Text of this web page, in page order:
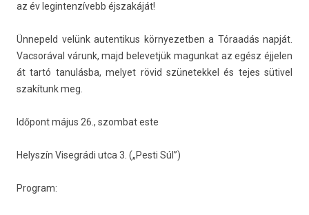
az év legin­tenzívebb éjszakáját!
Ünnepeld velünk auten­tikus kör­nyezetb­en a Tóraadás napját.
Vac­soráv­al várunk, majd be­levet­jük magun­kat az egész éjjel­en
át tartó tanulásba, melyet rövid szünetek­kel és tejes sütivel
szakítunk meg.
Időpont május 26., szom­bat este
Helys­zín Viseg­rádi utca 3. („Pesti Súl”)
Pro­gram: